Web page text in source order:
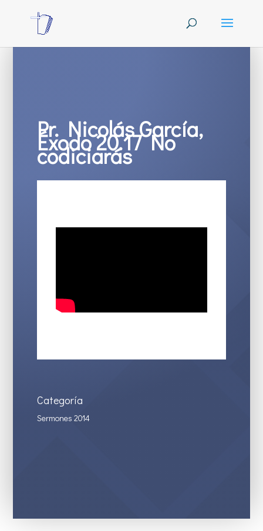
Pr. Nicolás García,
Éxodo 20.17 No
codiciarás
Categoría
Sermones 2014